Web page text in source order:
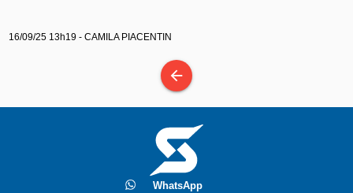
16/09/25 13h19 - CAMILA PIACENTIN
arrow_back
WhatsApp